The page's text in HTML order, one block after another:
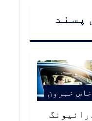
پسند
خاص خبرون